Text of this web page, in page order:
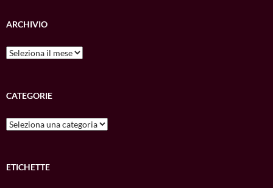
ARCHIVIO
Archivio
CATEGORIE
Categorie
ETICHETTE